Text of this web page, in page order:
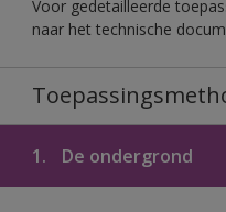
Voor gedetailleerde
naar het technische
1. De ondergrond